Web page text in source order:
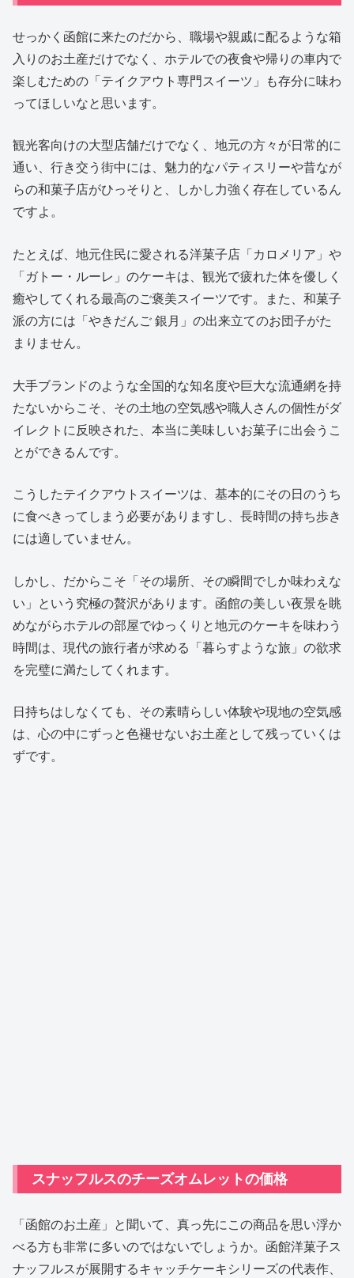
せっかく函館に来たのだから、職場や親戚に配るような箱
入りのお土産だけでなく、ホテルでの夜食や帰りの車内で
楽しむための「テイクアウト専門スイーツ」も存分に味わ
ってほしいなと思います。
観光客向けの大型店舗だけでなく、地元の方々が日常的に
通い、行き交う街中には、魅力的なパティスリーや昔なが
らの和菓子店がひっそりと、しかし力強く存在しているん
ですよ。
たとえば、地元住民に愛される洋菓子店「カロメリア」や
「ガトー・ルーレ」のケーキは、観光で疲れた体を優しく
癒やしてくれる最高のご褒美スイーツです。また、和菓子
派の方には「やきだんご 銀月」の出来立てのお団子がた
まりません。
大手ブランドのような全国的な知名度や巨大な流通網を持
たないからこそ、その土地の空気感や職人さんの個性がダ
イレクトに反映された、本当に美味しいお菓子に出会うこ
とができるんです。
こうしたテイクアウトスイーツは、基本的にその日のうち
に食べきってしまう必要がありますし、長時間の持ち歩き
には適していません。
しかし、だからこそ「その場所、その瞬間でしか味わえな
い」という究極の贅沢があります。函館の美しい夜景を眺
めながらホテルの部屋でゆっくりと地元のケーキを味わう
時間は、現代の旅行者が求める「暮らすような旅」の欲求
を完璧に満たしてくれます。
日持ちはしなくても、その素晴らしい体験や現地の空気感
は、心の中にずっと色褪せないお土産として残っていくは
ずです。
スナッフルスのチーズオムレットの価格
「函館のお土産」と聞いて、真っ先にこの商品を思い浮か
べる方も非常に多いのではないでしょうか。函館洋菓子ス
ナッフルスが展開するキャッチケーキシリーズの代表作、